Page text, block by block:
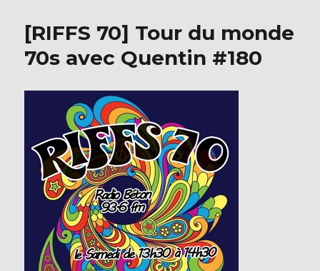
[RIFFS 70] Tour du monde
70s avec Quentin #180